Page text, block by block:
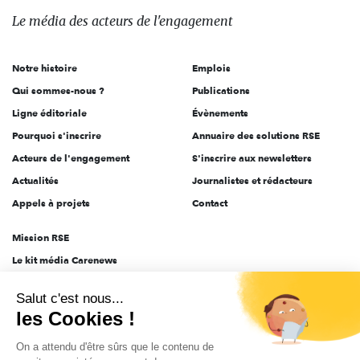
des
l'engagement
Le média des acteurs de l'engagement
Notre histoire
Qui sommes-nous ?
Ligne éditoriale
Pourquoi s'inscrire
Acteurs de l'engagement
Actualités
Appels à projets
Emplois
Publications
Évènements
Annuaire des solutions RSE
S'inscrire aux newsletters
Journalistes et rédacteurs
Contact
Mission RSE
Le kit média Carenews
AEF info
Novethic
PRODURABLE
Salut c'est nous...
les Cookies !
On a attendu d'être sûrs que le contenu de